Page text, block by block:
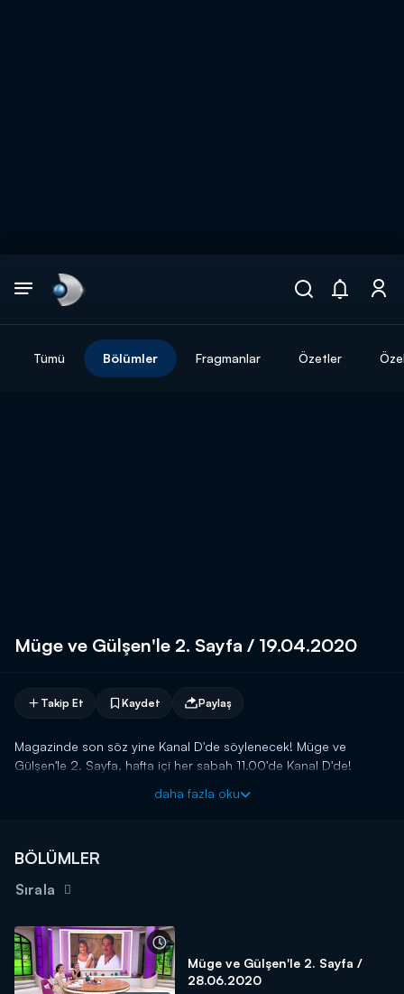
Tümü Bölümler Fragmanlar Özetler
Müge ve Gülşen'le 2. Sayfa / 19.04.2020
Takip Et Kaydet Paylaş
Magazinde son söz yine Kanal D'de söylenecek! Müge ve
Gülşen'le 2. Sayfa, hafta içi her sabah 11.00'de Kanal D'de!
daha fazla oku
BÖLÜMLER
Sırala
Müge ve Gülşen'le 2. Sayfa /
28.06.2020